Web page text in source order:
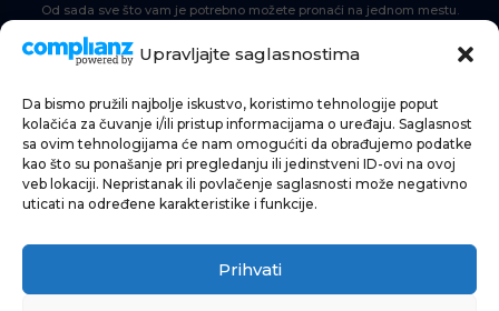
Upravljajte saglasnostima
Da bismo pružili najbolje iskustvo, koristimo tehnologije poput
kolačića za čuvanje i/ili pristup informacijama o uređaju. Saglasnost
sa ovim tehnologijama će nam omogućiti da obrađujemo podatke
kao što su ponašanje pri pregledanju ili jedinstveni ID-ovi na ovoj
veb lokaciji. Nepristanak ili povlačenje saglasnosti može negativno
uticati na određene karakteristike i funkcije.
Prihvati
Od sada sve što vam je potrebno možete pronaći na jednom mestu.
POČETNA
ŠOPING
AKTUELNOSTI
ZABAVA